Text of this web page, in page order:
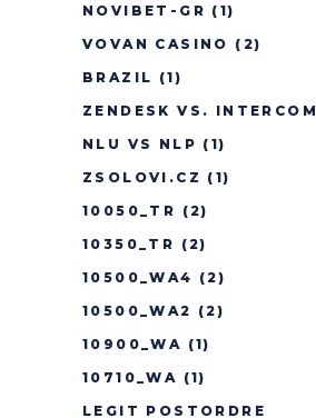
NOVIBET-GR (1)
VOVAN CASINO (2)
BRAZIL (1)
ZENDESK VS. INTERCOM
NLU VS NLP (1)
ZSOLOVI.CZ (1)
10050_TR (2)
10350_TR (2)
10500_WA4 (2)
10500_WA2 (2)
10900_WA (1)
10710_WA (1)
LEGIT POSTORDRE